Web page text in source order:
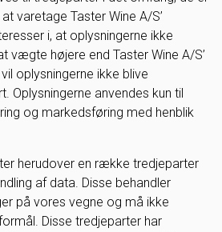
varetage Taster Wine A/S’
i, at oplysningerne ikke
vægte højere end Taster Wine A/S’
oplysningerne ikke blive
Oplysningerne anvendes kun til
og markedsføring med henblik
herudover en række tredjeparter
af data. Disse behandler
på vores vegne og må ikke
Disse tredjeparter har